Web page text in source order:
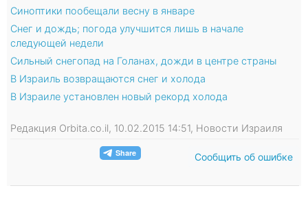
Синоптики пообещали весну в январе
Снег и дождь; погода улучшится лишь в начале
следующей недели
Сильный снегопад на Голанах, дожди в центре страны
В Израиль возвращаются снег и холода
В Израиле установлен новый рекорд холода
Редакция Orbita.co.il, 10.02.2015 14:51, Новости Израиля
Сообщить об ошибке